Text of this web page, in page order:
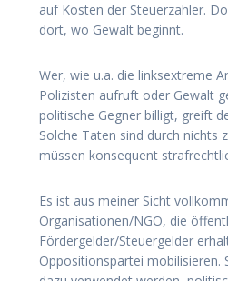
auf Kosten der Steuerzahler.
dort, wo Gewalt beginnt.
Wer, wie u.a. die linksextreme
Polizisten aufruft oder Gewalt
politische Gegner billigt, greift
Solche Taten sind durch nichts
müssen konsequent
Es ist aus meiner Sicht
Organisationen/NGO, die
Fördergelder/Steuergelder
Oppositionspartei mobilisieren.